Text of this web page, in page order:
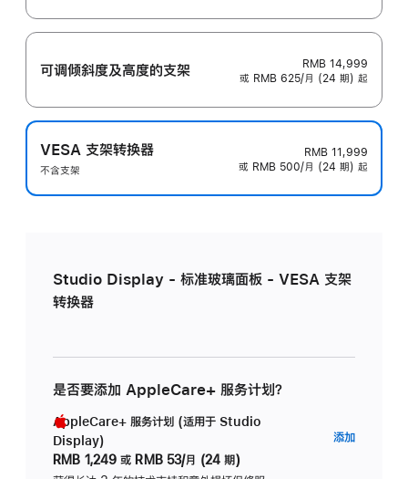
可调倾斜度及高‍度的支‍架
RMB 14,999
或 RMB 625/月 (24 期) 起
VESA 支架转换器
不含支架
RMB 11,999
或 RMB 500/月 (24 期) 起
Studio Display - 标准玻璃面板 - VESA 支架
转换器
是否要添加 AppleCare+ 服务计划？
AppleCare+ 服务计划 (适用于 Studio
Display)
RMB 1,249 或 RMB 53/月 (24 期)
添加